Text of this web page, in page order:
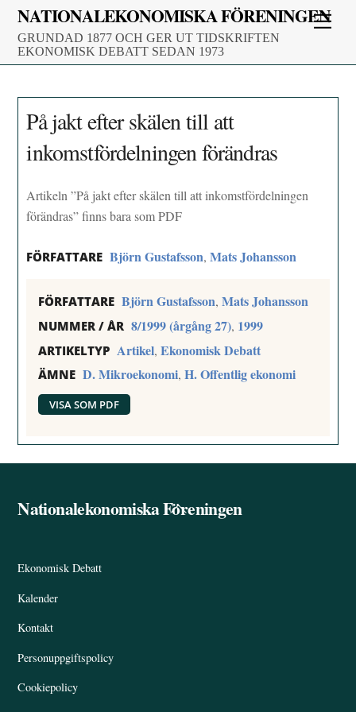
Skip
content
NATIONALEKONOMISKA FÖRENINGEN
GRUNDAD 1877 OCH GER UT TIDSKRIFTEN
EKONOMISK DEBATT SEDAN 1973
På jakt efter skälen till att
inkomstfördelningen förändras
Artikeln ”På jakt efter skälen till att inkomstfördelningen
förändras” finns bara som PDF
FÖRFATTARE Björn Gustafsson,Mats Johansson
FÖRFATTARE Björn Gustafsson,Mats Johansson
NUMMER / ÅR 8/1999 (årgång 27), 1999
ARTIKELTYP Artikel,Ekonomisk Debatt
ÄMNE D. Mikroekonomi,H. Offentlig ekonomi
VISA SOM PDF
Back
Nationalekonomiska Föreningen
Ekonomisk Debatt
Kalender
Kontakt
Personuppgiftspolicy
Cookiepolicy